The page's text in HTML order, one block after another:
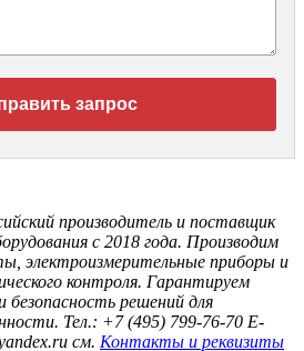
запрос
производитель и поставщик
с 2018 года. Производим
электроизмерительные приборы и
контроля. Гарантируем
решений для
Тел.: +7 (495) 799-76-70 E-
см. Контакты и реквизиты